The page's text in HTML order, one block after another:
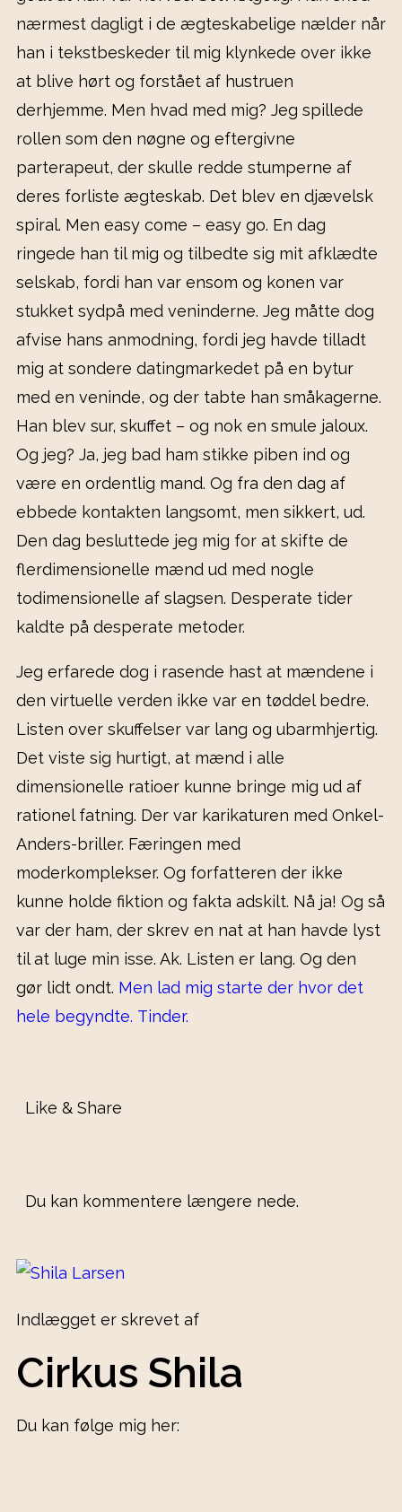
nærmest dagligt i de ægteskabelige nælder når
han i tekstbeskeder til mig klynkede over ikke
at blive hørt og forstået af hustruen
derhjemme. Men hvad med mig? Jeg spillede
rollen som den nøgne og eftergivne
parterapeut, der skulle redde stumperne af
deres forliste ægteskab. Det blev en djævelsk
spiral. Men easy come – easy go. En dag
ringede han til mig og tilbedte sig mit afklædte
selskab, fordi han var ensom og konen var
stukket sydpå med veninderne. Jeg måtte dog
afvise hans anmodning, fordi jeg havde tilladt
mig at sondere datingmarkedet på en bytur
med en veninde, og der tabte han småkagerne.
Han blev sur, skuffet – og nok en smule jaloux.
Og jeg? Ja, jeg bad ham stikke piben ind og
være en ordentlig mand. Og fra den dag af
ebbede kontakten langsomt, men sikkert, ud.
Den dag besluttede jeg mig for at skifte de
flerdimensionelle mænd ud med nogle
todimensionelle af slagsen. Desperate tider
kaldte på desperate metoder.
Jeg erfarede dog i rasende hast at mændene i
den virtuelle verden ikke var en tøddel bedre.
Listen over skuffelser var lang og ubarmhjertig.
Det viste sig hurtigt, at mænd i alle
dimensionelle ratioer kunne bringe mig ud af
rationel fatning. Der var karikaturen med Onkel-
Anders-briller. Færingen med
moderkomplekser. Og forfatteren der ikke
kunne holde fiktion og fakta adskilt. Nå ja! Og så
var der ham, der skrev en nat at han havde lyst
til at luge min isse. Ak. Listen er lang. Og den
gør lidt ondt. Men lad mig starte der hvor det
hele begyndte. Tinder.
Like & Share
Du kan kommentere længere nede.
Indlægget er skrevet af
Cirkus Shila
Du kan følge mig her: